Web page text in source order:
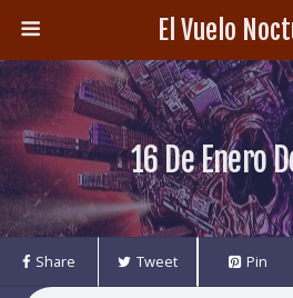
El Vuelo
16 De Enero
Share Tweet Pin